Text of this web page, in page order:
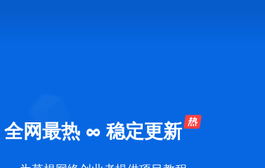
全网最热 ∞ 稳定更新